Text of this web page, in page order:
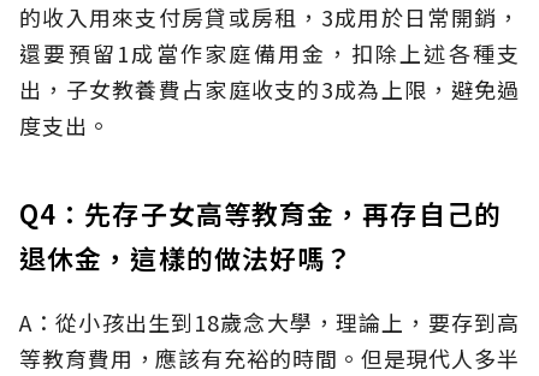
的收入用來支付房貸或房租，3成用於日常開銷，
還要預留1成當作家庭備用金，扣除上述各種支
出，子女教養費占家庭收支的3成為上限，避免過
度支出。
Q4：先存子女高等教育金，再存自己的
退休金，這樣的做法好嗎？
A：從小孩出生到18歲念大學，理論上，要存到高
等教育費用，應該有充裕的時間。但是現代人多半